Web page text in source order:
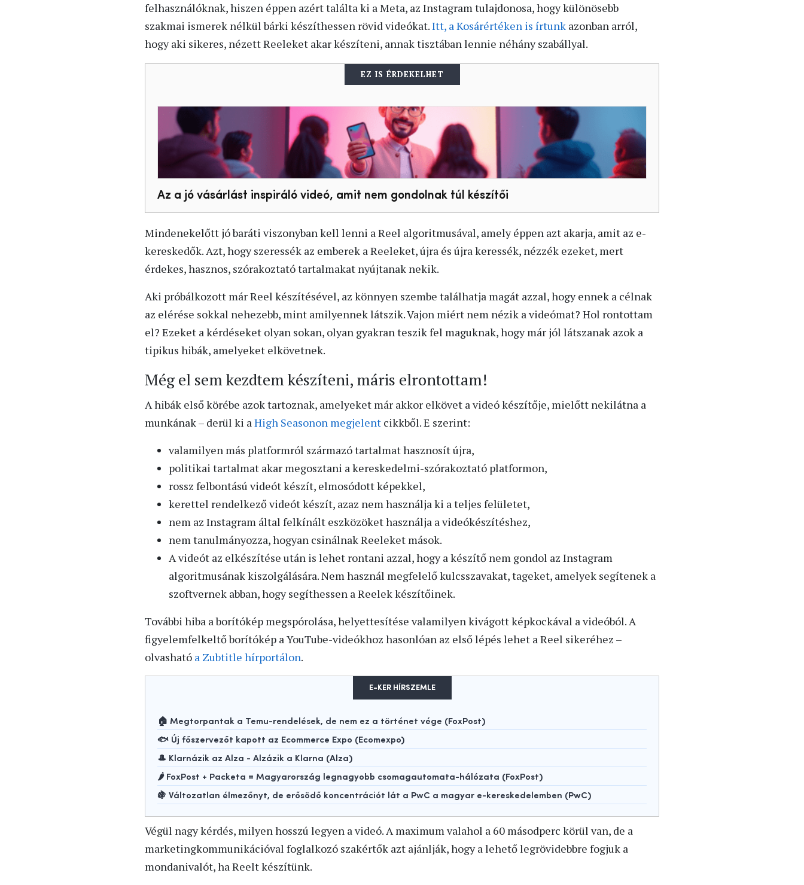
felhasználóknak, hiszen éppen azért találta ki a Meta, az Instagram tulajdonosa, hogy különösebb
szakmai ismerek nélkül bárki készíthessen rövid videókat.Itt, a Kosárértéken is írtunk azonban arról,
hogy aki sikeres, nézett Reeleket akar készíteni, annak tisztában lennie néhány szabállyal.
EZ IS ÉRDEKELHET
Az a jó vásárlást inspiráló videó, amit nem gondolnak túl készítői
Mindenekelőtt jó baráti viszonyban kell lenni a Reel algoritmusával, amely éppen azt akarja, amit az e-
kereskedők. Azt, hogy szeressék az emberek a Reeleket, újra és újra keressék, nézzék ezeket, mert
érdekes, hasznos, szórakoztató tartalmakat nyújtanak nekik.
Aki próbálkozott már Reel készítésével, az könnyen szembe találhatja magát azzal, hogy ennek a célnak
az elérése sokkal nehezebb, mint amilyennek látszik. Vajon miért nem nézik a videómat? Hol rontottam
el? Ezeket a kérdéseket olyan sokan, olyan gyakran teszik fel maguknak, hogy már jól látszanak azok a
tipikus hibák, amelyeket elkövetnek.
Még el sem kezdtem készíteni, máris elrontottam!
A hibák első körébe azok tartoznak, amelyeket már akkor elkövet a videó készítője, mielőtt nekilátna a
munkának – derül ki aHigh Seasonon megjelent cikkből. E szerint:
valamilyen más platformról származó tartalmat hasznosít újra,
politikai tartalmat akar megosztani a kereskedelmi-szórakoztató platformon,
rossz felbontású videót készít, elmosódott képekkel,
kerettel rendelkező videót készít, azaz nem használja ki a teljes felületet,
nem az Instagram által felkínált eszközöket használja a videókészítéshez,
nem tanulmányozza, hogyan csinálnak Reeleket mások.
A videót az elkészítése után is lehet rontani azzal, hogy a készítő nem gondol az Instagram
algoritmusának kiszolgálására. Nem használ megfelelő kulcsszavakat, tageket, amelyek segítenek a
szoftvernek abban, hogy segíthessen a Reelek készítőinek.
További hiba a borítókép megspórolása, helyettesítése valamilyen kivágott képkockával a videóból. A
figyelemfelkeltő borítókép a YouTube-videókhoz hasonlóan az első lépés lehet a Reel sikeréhez –
olvasható a Zubtitle hírportálon.
E-KER HÍRSZEMLE
🏠 Megtorpantak a Temu-rendelések, de nem ez a történet vége (FoxPost)
🐟 Új főszervezőt kapott az Ecommerce Expo (Ecomexpo)
🎩 Klarnázik az Alza - Alzázik a Klarna (Alza)
🌶️ FoxPost + Packeta = Magyarország legnagyobb csomagautomata-hálózata (FoxPost)
🍇 Változatlan élmezőnyt, de erősödő koncentrációt lát a PwC a magyar e-kereskedelemben (PwC)
Végül nagy kérdés, milyen hosszú legyen a videó. A maximum valahol a 60 másodperc körül van, de a
marketingkommunikációval foglalkozó szakértők azt ajánlják, hogy a lehető legrövidebbre fogjuk a
mondanivalót, ha Reelt készítünk.